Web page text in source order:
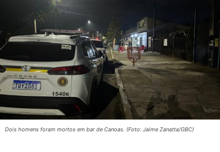
Dois homens foram mortos em bar de Canoas. (Foto: Jaime Zanatta/GBC)